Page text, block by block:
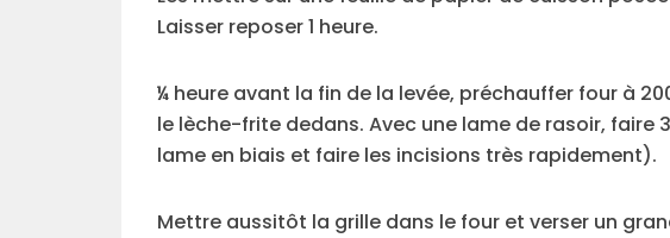
Laisser reposer 1 heure.
¼ heure avant la fin de la levée, préchauffer four à
le lèche-frite dedans. Avec une lame de rasoir, faire
lame en biais et faire les incisions très rapidement).
Mettre aussitôt la grille dans le four et verser un